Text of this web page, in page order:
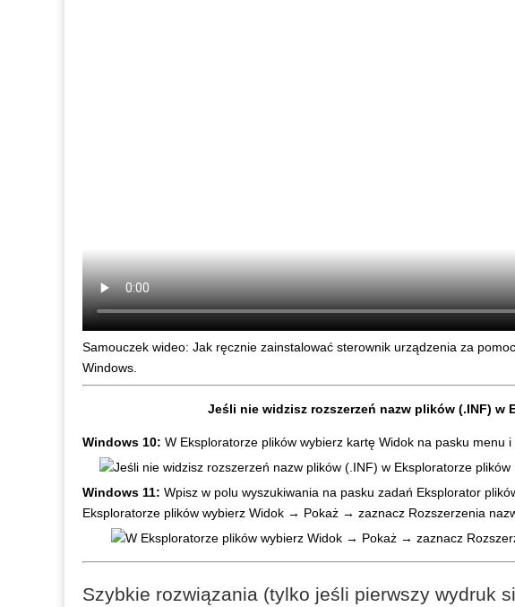
Samouczek wideo: Jak ręcznie zainstalować sterownik urządzenia za
Windows.
Jeśli nie widzisz rozszerzeń nazw plików (.INF) w
Windows 10: W Eksploratorze plików wybierz kartę Widok na pasku menu i
Windows 11: Wpisz w polu wyszukiwania na pasku zadań Eksplorator
Eksploratorze plików wybierz Widok → Pokaż → zaznacz Rozszerzenia
Szybkie rozwiązania (tylko jeśli pierwszy wydruk